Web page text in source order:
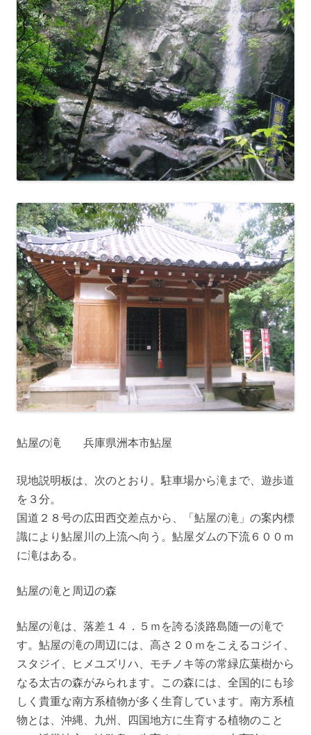
鮎屋の滝 兵庫県洲本市鮎屋
現地説明板は、次のとおり。駐車場から滝まで、遊歩道
を３分。
国道２８号の広田西交差点から、「鮎屋の滝」の案内標
識により鮎屋川の上流へ向う。鮎屋ダムの下流６００ｍ
に滝はある。
鮎屋の滝と周辺の森
鮎屋の滝は、落差１４．５ｍを誇る淡路島随一の滝で
す。鮎屋の滝の周辺には、高さ２０ｍをこえるコジイ、
スタジイ、ヒメユズリハ、モチノキ等の常緑広葉樹から
なる太古の森がみられます。この森には、全国的にも珍
しく貴重な南方系植物が多く生育しています。南方系植
物とは、沖縄、九州、四国地方に生育する植物のこと